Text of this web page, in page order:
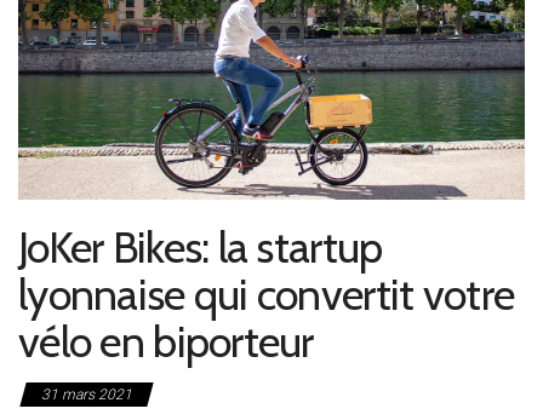
JoKer Bikes: la startup
lyonnaise qui convertit votre
vélo en biporteur
31 mars 2021